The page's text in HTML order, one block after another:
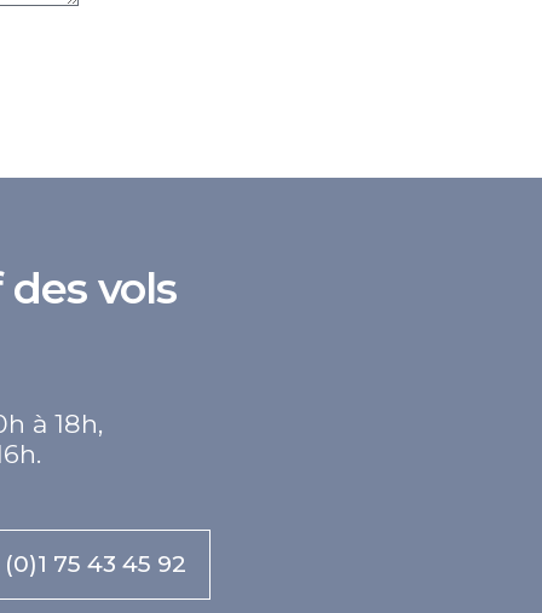
vols
à 18h,
(0)1 75 43 45 92